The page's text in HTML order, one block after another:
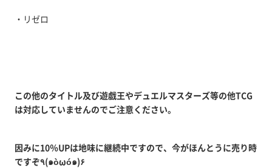
・リゼロ
この他のタイトル及び遊戯王やデュエルマスターズ等の他TCG
は対応していませんのでご注意ください。
因みに10％UPは地味に継続中ですので、今がほんとうに売り時
ですぞ٩(๑òωó๑)۶